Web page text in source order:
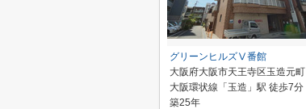
グリーンヒルズⅤ番館
大阪府大阪市天王寺区玉造元町
大阪環状線「玉造」駅 徒歩7分
築25年